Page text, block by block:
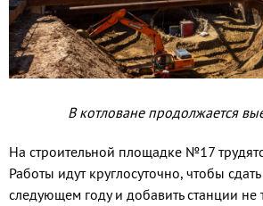
В котловане продолжается
На строительной площадке №17
Работы идут круглосу­точно, чтобы
следующем году и добавить станции